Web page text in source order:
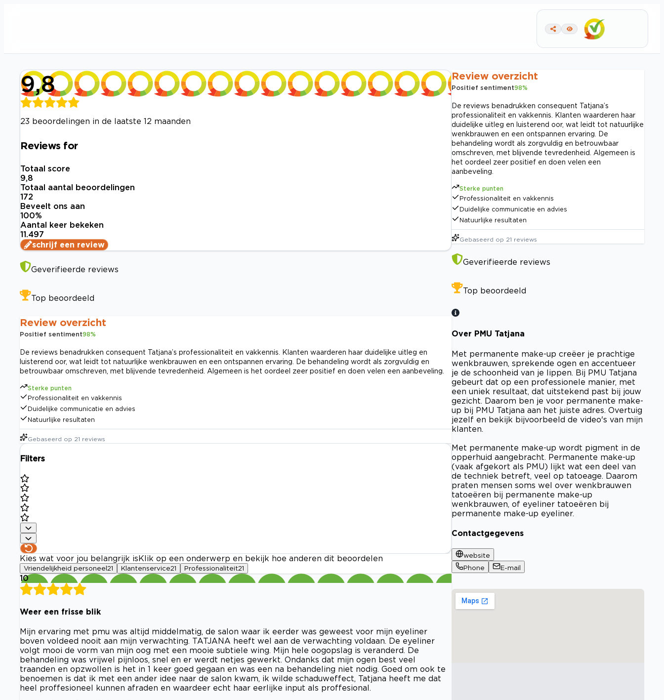
9,8
23 beoordelingen in de laatste 12 maanden
Reviews for
Totaal score
9,8
Totaal aantal beoordelingen
172
Beveelt ons aan
100%
Aantal keer bekeken
11.497
schrijf een review
Geverifieerde reviews
Top beoordeeld
Review overzicht
Positief sentiment98%
De reviews benadrukken consequent Tatjana’s professionaliteit en vakkennis. Klanten waarderen haar duidelijke uitleg en
luisterend oor, wat leidt tot natuurlijke wenkbrauwen en een ontspannen ervaring. De behandeling wordt als zorgvuldig en
betrouwbaar omschreven, met blijvende tevredenheid. Algemeen is het oordeel zeer positief en doen velen een aanbeveling.
Sterke punten
Professionaliteit en vakkennis
Duidelijke communicatie en advies
Natuurlijke resultaten
Gebaseerd op 21 reviews
Filters
Kies wat voor jou belangrijk is Klik op een onderwerp en bekijk hoe anderen dit beoordelen
Vriendelijkheid personeel 21 Klantenservice21 Professionaliteit21
10
Weer een frisse blik
Mijn ervaring met pmu was altijd middelmatig, de salon waar ik eerder was geweest voor mijn eyeliner
boven voldeed nooit aan mijn verwachting. TATJANA heeft wel aan de verwachting voldaan. De eyeliner
volgt mooi de vorm van mijn oog met een mooie subtiele wing. Mijn hele oogopslag is veranderd. De
behandeling was vrijwel pijnloos, snel en er werdt netjes gewerkt. Ondanks dat mijn ogen best veel
traanden en opzwollen is het in 1 keer goed gegaan en was een na behandeling niet nodig. Goed om ook te
benoemen is dat ik met een ander idee naar de salon kwam, ik wilde schaduweffect, Tatjana heeft me dat
heel proffesioneel kunnen afraden en waardeer echt haar eerlijke input als proffesional.
Review overzicht
Positief sentiment98%
De reviews benadrukken consequent Tatjana’s
professionaliteit en vakkennis. Klanten waarderen haar
duidelijke uitleg en luisterend oor, wat leidt tot natuurlijke
wenkbrauwen en een ontspannen ervaring. De
behandeling wordt als zorgvuldig en betrouwbaar
omschreven, met blijvende tevredenheid. Algemeen is
het oordeel zeer positief en doen velen een
aanbeveling.
Sterke punten
Professionaliteit en vakkennis
Duidelijke communicatie en advies
Natuurlijke resultaten
Gebaseerd op 21 reviews
Geverifieerde reviews
Top beoordeeld
Over PMU Tatjana
Met permanente make-up creëer je prachtige
wenkbrauwen, sprekende ogen en accentueer
je de schoonheid van je lippen. Bij PMU Tatjana
gebeurt dat op een professionele manier, met
een uniek resultaat, dat uitstekend past bij jouw
gezicht. Daarom ben je voor permanente make-
up bij PMU Tatjana aan het juiste adres. Overtuig
jezelf en bekijk bijvoorbeeld de video's van mijn
klanten.
Met permanente make-up wordt pigment in de
opperhuid aangebracht. Permanente make-up
(vaak afgekort als PMU) lijkt wat een deel van
de techniek betreft, veel op tatoeage. Daarom
praten mensen soms wel over wenkbrauwen
tatoeëren bij permanente make-up
wenkbrauwen, of eyeliner tatoeëren bij
permanente make-up eyeliner.
Contactgegevens
website
Phone
E-mail